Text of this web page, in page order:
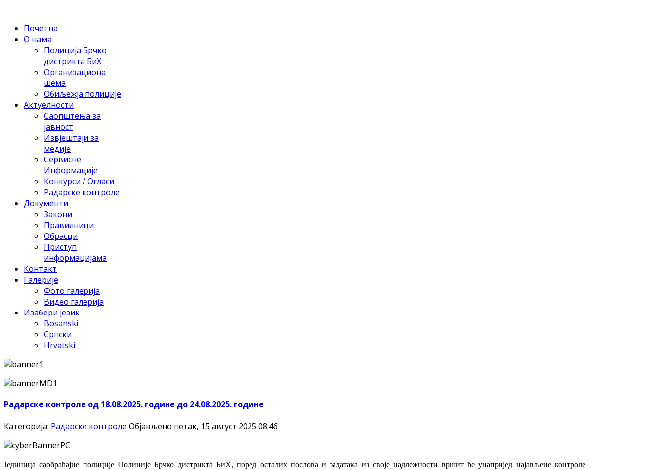
Почетна
О нама
Полиција Брчко
дистрикта БиХ
Организациона
шема
Обиљежја полиције
Актуелности
Саопштења за
јавност
Извјештаји за
медије
Сервисне
Информације
Конкурси / Огласи
Радарске контроле
Документи
Закони
Правилници
Обрасци
Приступ
информацијама
Контакт
Галерије
Фото галерија
Видео галерија
Изабери језик
Bosanski
Српски
Hrvatski
Радарске контроле од 18.08.2025. године до 24.08.2025. године
Категорија: Радарске контроле Објављено петак, 15 август 2025 08:46
Јединица саобраћајне полиције Полиције Брчко дистрикта БиХ, поред осталих послова и задатака из своје надлежности вршит ће унапријед најављенеконтроле